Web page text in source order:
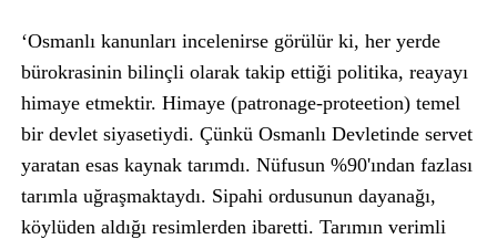
‘Osmanlı kanunları incelenirse görülür ki, her yerde
bürokrasinin bilinçli olarak takip ettiği politika, reayayı
himaye etmektir. Himaye (patronage-proteetion) temel
bir devlet siyasetiydi. Çünkü Osmanlı Devletinde servet
yaratan esas kaynak tarımdı. Nüfusun %90'ından fazlası
tarımla uğraşmaktaydı. Sipahi ordusunun dayanağı,
köylüden aldığı resimlerden ibaretti. Tarımın verimli